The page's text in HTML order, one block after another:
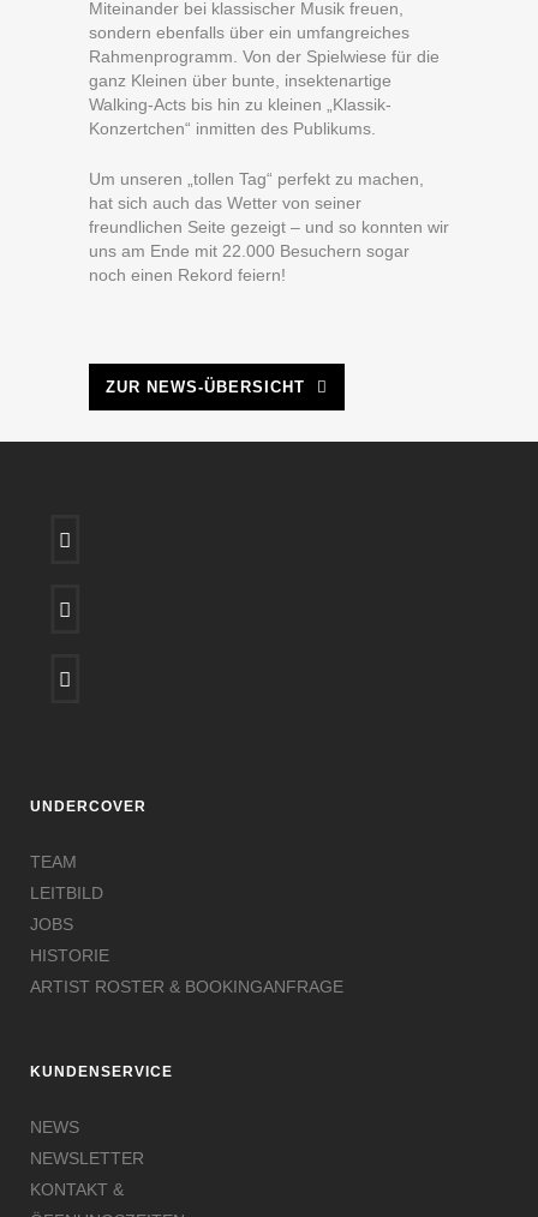
Miteinander bei klassischer Musik freuen,
sondern ebenfalls über ein umfangreiches
Rahmenprogramm. Von der Spielwiese für die
ganz Kleinen über bunte, insektenartige
Walking-Acts bis hin zu kleinen „Klassik-
Konzertchen“ inmitten des Publikums.
Um unseren „tollen Tag“ perfekt zu machen,
hat sich auch das Wetter von seiner
freundlichen Seite gezeigt – und so konnten wir
uns am Ende mit 22.000 Besuchern sogar
noch einen Rekord feiern!
ZUR NEWS-ÜBERSICHT
UNDERCOVER
TEAM
LEITBILD
JOBS
HISTORIE
ARTIST ROSTER & BOOKINGANFRAGE
KUNDENSERVICE
NEWS
NEWSLETTER
KONTAKT &